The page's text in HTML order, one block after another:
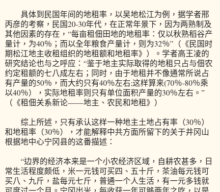
具体到民国年间的地租率，以吴地松江为例，据学者邢
丙彦的考察，民国20-30年代，在正常年景下，因为两熟制及
其他因素的存在，“每亩租佃田地的地租率：仅以秋熟稻谷产
量计，为40％；而以全年粮食产量计，则为32％”（《民国时
期松江地主收租组织的地租额和地租率》）。学者高王凌的
研究结论也与之呼应：“鉴于地主实际取得的地租只占与佃农
约定租额的七八成左右；同时，由于地租并不像通常所说占
有产量的50％，而大约只有40％左右;这样算来(70％-80％乘
以40％），实际地租率则只有单位面积产量的30％左右。”
（《租佃关系新论——地主、农民和地租》）
综上所述，只有承认这样一种地主土地占有率（30％）
和地租率（30％），才能解释中共方面所留下的关于井冈山
根据地中心宁冈县的这番描述：
“边界的经济本来是一个小农经济区域，自耕农甚多，日
常生活程度颇低，米一元钱可买四、五十斤，茶油每元钱可
买八、九斤，盐每元七斤，普通一个人生活，有一元多钱就